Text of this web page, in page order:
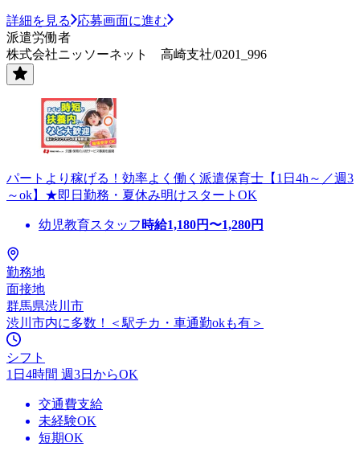
詳細を見る
応募画面に進む
派遣労働者
株式会社ニッソーネット 高崎支社/0201_996
パートより稼げる！効率よく働く派遣保育士【1日4h～／週3
～ok】★即日勤務・夏休み明けスタートOK
幼児教育スタッフ 時給1,180円〜1,280円
勤務地
面接地
群馬県渋川市
渋川市内に多数！＜駅チカ・車通勤okも有＞
シフト
1日4時間 週3日からOK
交通費支給
未経験OK
短期OK